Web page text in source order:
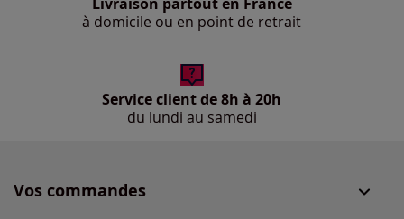
à domicile ou en point de retrait
Service client de 8h à 20h
du lundi au samedi
Vos commandes